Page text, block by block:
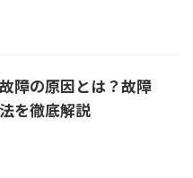
障の原因とは？故障
を徹底解説